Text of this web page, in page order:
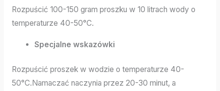
Rozpuścić 100-150 gram proszku w 10 litrach wody o
temperaturze 40-50°C.
Specjalne wskazówki
Rozpuścić proszek w wodzie o temperaturze 40-
50°C.Namaczać naczynia przez 20-30 minut, a